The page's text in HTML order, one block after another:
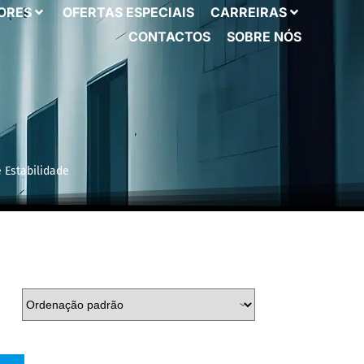
OFERTAS ESPECIAIS
CARREIRAS
CONTACTOS
SOBRE NÓS